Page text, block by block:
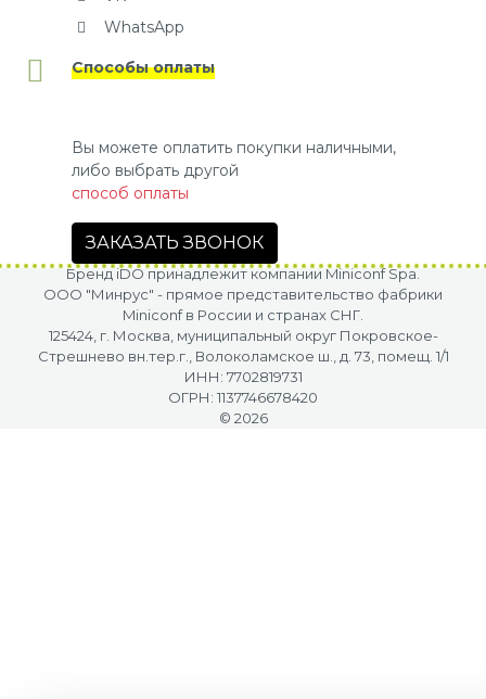
WhatsApp
Способы оплаты
Вы можете оплатить покупки наличными,
либо выбрать другой
способ оплаты
ЗАКАЗАТЬ ЗВОНОК
Бренд iDO принадлежит компании Miniconf Spa.
OOO "Минрус" - прямое представительство фабрики
Miniconf в России и странах СНГ.
125424, г. Москва, муниципальный округ Покровское-
Стрешнево вн.тер.г., Волоколамское ш., д. 73, помещ. 1/1
ИНН: 7702819731
ОГРН: 1137746678420
© 2026